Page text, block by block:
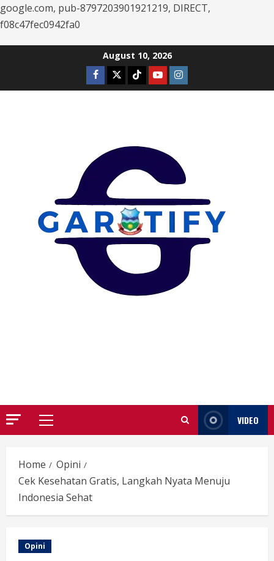
google.com, pub-8797203901921219, DIRECT,
f08c47fec0942fa0
August 10, 2026
Facebook
TwitterTiktokYoutubeInstagram
Primary
VIDEO
Home
Opini
Cek Kesehatan Gratis, Langkah Nyata Menuju
Indonesia Sehat
Opini